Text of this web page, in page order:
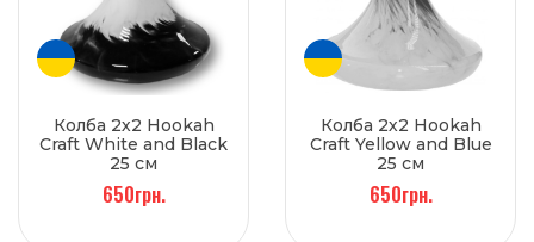
Колба 2х2 Hookah
Craft White and Black
25 см
650грн.
Колба 2х2 Hookah
Craft Yellow and Blue
25 см
650грн.